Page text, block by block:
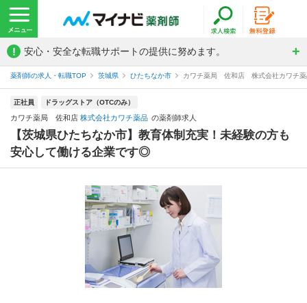
! 安心・安全な転職サポートの提供に努めます。
薬剤師の求人・転職TOP 茨城県 ひたちなか市 カワチ薬局 佐和店 株式会社カワチ薬
正社員 ドラッグストア（OTCのみ）
カワチ薬局 佐和店 株式会社カワチ薬品 の薬剤師求人
【茨城県ひたちなか市】教育体制充実！未経験の方も
安心して働ける企業です◎